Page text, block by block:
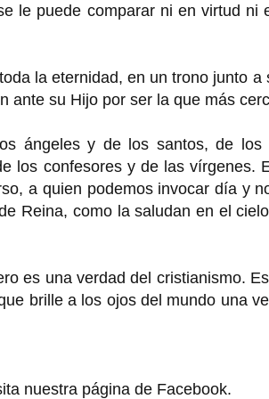
le puede comparar ni en virtud ni
la eternidad, en un trono junto a
ante su Hijo por ser la que más
ángeles y de los santos, de los
los confesores y de las vírgenes.
a quien podemos invocar día y
Reina, como la saludan en el
es una verdad del cristianismo.
brille a los ojos del mundo una
nuestra página de Facebook.